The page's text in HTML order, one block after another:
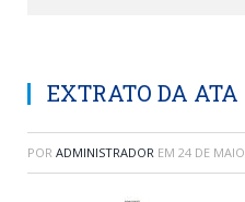
EXTRATO DA ATA
POR ADMINISTRADOR EM 24 DE